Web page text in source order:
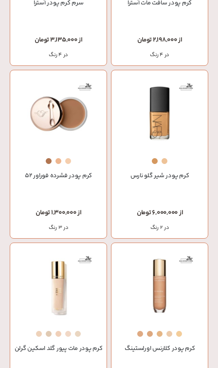
کرم پودر سافت مات آسترا
از 2,198,000 تومان
در 4 رنگ
سرم کرم پودر آسترا
از 3,135,000 تومان
در 4 رنگ
کرم پودر شیر گلو نارس
از 6,000,000 تومان
در 2 رنگ
کرم پودر فشرده فوراور 52
از 1,300,000 تومان
در 3 رنگ
کرم پودر کلارنس اورلستینگ کرم پودر مات پیور گلد اسکین گرلن